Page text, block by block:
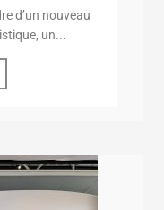
d’un nouveau
un...